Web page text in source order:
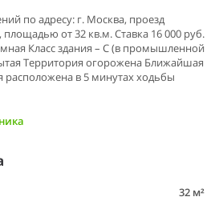
по адресу: г. Москва, проезд
от 32 кв.м. Ставка 16 000 руб.
Класс здания – С (в промышленной
Территория огорожена Ближайшая
расположена в 5 минутах ходьбы
32 м²